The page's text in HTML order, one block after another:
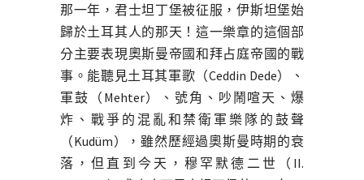
那一年，君士坦丁堡被征服，伊斯坦堡始
歸於土耳其人的那天！這一樂章的這個部
分主要表現奧斯曼帝國和拜占庭帝國的戰
事。能聽見土耳其軍歌（Ceddin Dede）、
軍鼓（Mehter）、號角、吵鬧喧天、爆
炸、戰爭的混亂和禁衛軍樂隊的鼓聲
（Kudüm），雖然歷經過奧斯曼時期的衰
落，但直到今天，穆罕默德二世（II.